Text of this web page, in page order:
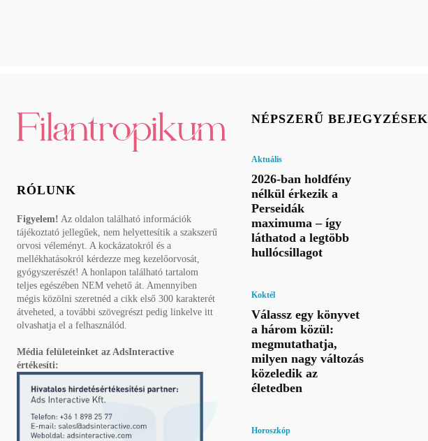
RÓLUNK
Figyelem! Az oldalon található információk
tájékoztató jellegűek, nem helyettesítik a szakszerű
orvosi véleményt. A kockázatokról és a
mellékhatásokról kérdezze meg kezelőorvosát,
gyógyszerészét! A honlapon található tartalom
teljes egészében NEM vehető át. Amennyiben
mégis közölni szeretnéd a cikk első 300 karakterét
átveheted, a további szövegrészt pedig linkelve itt
olvashatja el a felhasználód.
Média felületeinket az AdsInteractive
értékesíti:
NÉPSZERŰ BEJEGYZÉSEK
Aktuális
2026-ban holdfény
nélkül érkezik a
Perseidák
maximuma – így
láthatod a legtöbb
hullócsillagot
Koktél
Válassz egy könyvet
a három közül:
megmutathatja,
milyen nagy változás
közeledik az
életedben
Horoszkóp